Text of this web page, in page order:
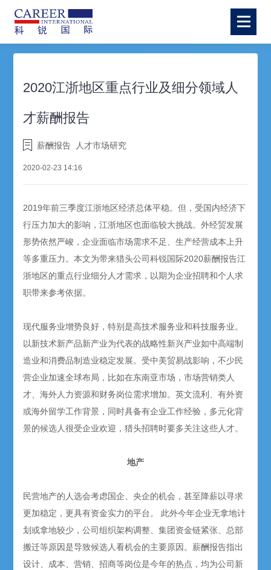
2020江浙地区重点行业及细分领域人
才薪酬报告
薪酬报告 人才市场研究
2020-02-23 14:16
2019年前三季度江浙地区经济总体平稳。但，受国内经济下
行压力加大的影响，江浙地区也面临较大挑战。外经贸发展
形势依然严峻，企业面临市场需求不足、生产经营成本上升
等多重压力。本文为带来猎头公司科锐国际2020薪酬报告江
浙地区的重点行业细分人才需求，以期为企业招聘和个人求
职带来参考依据。
现代服务业增势良好，特别是高技术服务业和科技服务业。
以新技术新产品新产业为代表的战略性新兴产业如中高端制
造业和消费品制造业稳定发展。受中美贸易战影响，不少民
营企业加速全球布局，比如在东南亚市场，市场营销类人
才、海外人力资源和财务岗位需求增加。英文流利、有外资
或海外留学工作背景，同时具备有企业工作经验，多元化背
景的候选人很受企业欢迎，猎头招聘时要多关注这些人才。
地产
民营地产的人选会考虑国企、央企的机会，甚至降薪以寻求
更加稳定，更具有资金实力的平台。 此外今年企业无拿地计
划或拿地较少，公司组织架构调整、集团资金链紧张、总部
搬迁等原因是导致候选人看机会的主要原因。薪酬报告指出
设计、成本、营销、招商等岗位是今年的热点，均为公司新